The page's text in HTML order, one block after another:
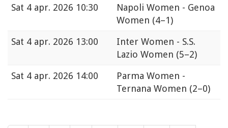
Sat 4 apr. 2026 10:30
Napoli Women - Genoa
Women (4–1)
Sat 4 apr. 2026 13:00
Inter Women - S.S.
Lazio Women (5–2)
Sat 4 apr. 2026 14:00
Parma Women -
Ternana Women (2–0)